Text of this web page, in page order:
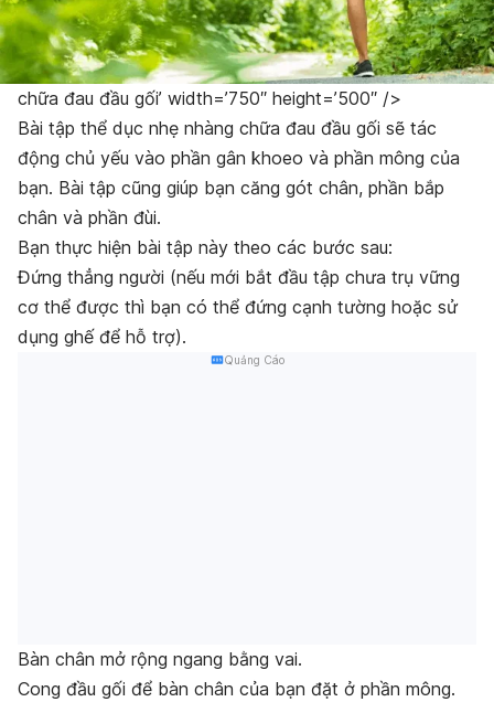
chữa đau đầu gối’ width=’750″ height=’500″ />
Bài tập thể dục nhẹ nhàng chữa đau đầu gối sẽ tác
động chủ yếu vào phần gân khoeo và phần mông của
bạn. Bài tập cũng giúp bạn căng gót chân, phần bắp
chân và phần đùi.
Bạn thực hiện bài tập này theo các bước sau:
Đứng thẳng người (nếu mới bắt đầu tập chưa trụ vững
cơ thể được thì bạn có thể đứng cạnh tường hoặc sử
dụng ghế để hỗ trợ).
Quảng Cáo
Bàn chân mở rộng ngang bằng vai.
Cong đầu gối để bàn chân của bạn đặt ở phần mông.